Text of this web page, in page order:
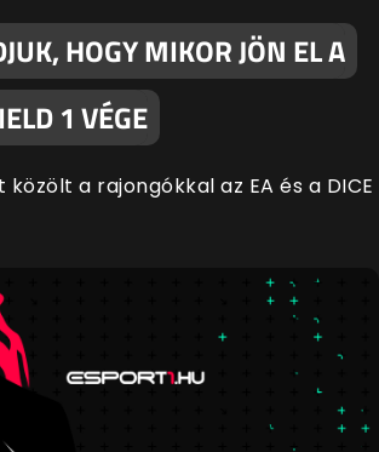
HOGY MIKOR JÖN EL A
1 VÉGE
a rajongókkal az EA és a DICE